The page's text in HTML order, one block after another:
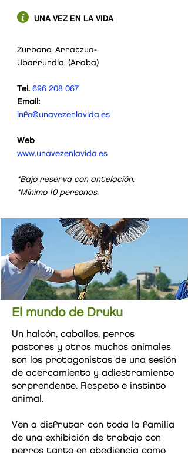
UNA VEZ EN LA VIDA
Zurbano, Arratzua-
Ubarrundia. (Araba)
Tel. 696 208 067
Email:
info@unavezenlavida.es
Web
www.unavezenlavida.es
*Bajo reserva con antelación.
*Mínimo 10 personas.
El mundo de Druku
Un halcón, caballos, perros
pastores y otros muchos animales
son los protagonistas de una sesión
de acercamiento y adiestramiento
sorprendente. Respeto e instinto
animal.
Ven a disfrutar con toda la familia
de una exhibición de trabajo con
perros tanto en obediencia como